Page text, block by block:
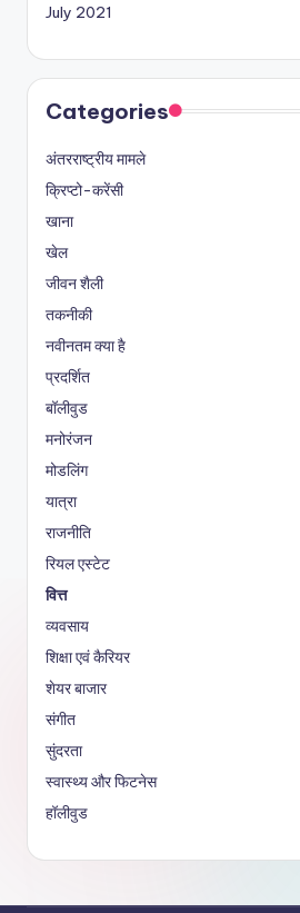
July 2021
Categories
अंतरराष्ट्रीय मामले
क्रिप्टो-करेंसी
खाना
खेल
जीवन शैली
तकनीकी
नवीनतम क्या है
प्रदर्शित
बॉलीवुड
मनोरंजन
मोडलिंग
यात्रा
राजनीति
रियल एस्टेट
वित्त
व्यवसाय
शिक्षा एवं कैरियर
शेयर बाजार
संगीत
सुंदरता
स्वास्थ्य और फिटनेस
हॉलीवुड